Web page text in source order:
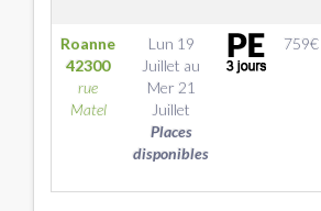
Roanne
42300
rue
Matel
Lun 19
Juillet au
Mer 21
Juillet
Places
disponibles
759€